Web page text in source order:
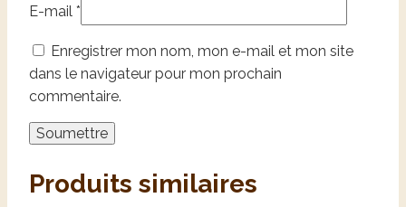
E-mail *
Enregistrer mon nom, mon e-mail et mon site
dans le navigateur pour mon prochain
commentaire.
Produits similaires